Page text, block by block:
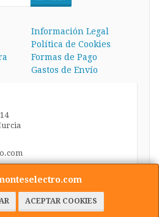
ACEPTAR COOKIES
Información Legal
Política de Cookies
Formas de Pago
Gastos de Envío
y 17:00-20:30 / Sábados: